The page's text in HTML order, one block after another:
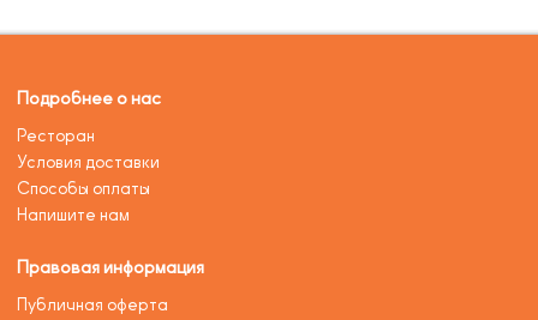
Подробнее о нас
Ресторан
Условия доставки
Способы оплаты
Напишите нам
Правовая информация
Публичная оферта